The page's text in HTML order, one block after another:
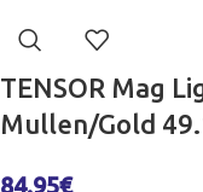
TENSOR Mag
Mullen/Gold
84.95€